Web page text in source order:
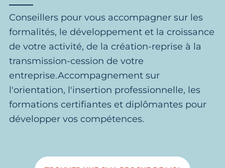
Conseillers pour vous accompagner sur les
formalités, le développement et la croissance
de votre activité, de la création-reprise à la
transmission-cession de votre
entreprise.Accompagnement sur
l'orientation, l'insertion professionnelle, les
formations certifiantes et diplômantes pour
développer vos compétences.